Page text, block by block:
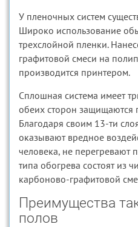
У пленочных систем
Широко использование
трехслойной пленки.
графитовой смеси на
производится принтером.
Сплошная система имеет
обеих сторон защищаются
Благодаря своим 13-ти
оказывают вредное
человека, не перегревают
типа обогрева состоят из
карбоново-графитовой
Преимущества
полов